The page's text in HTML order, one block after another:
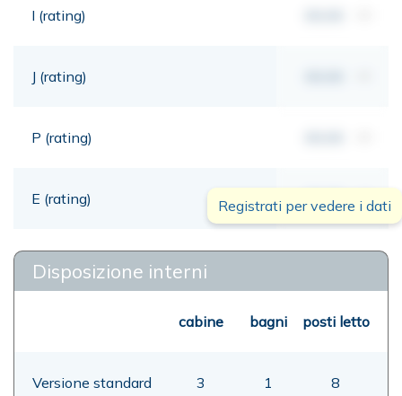
I (rating)
J (rating)
P (rating)
E (rating) 00,00 mt
Registrati per vedere i dati
Disposizione interni
cabine bagni posti letto
Versione standard 3 1 8